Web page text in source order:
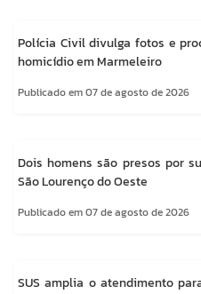
Polícia Civil divulga fotos e
homicídio em Marmeleiro
Publicado em 07 de agosto de 2026
Dois homens são presos por
São Lourenço do Oeste
Publicado em 07 de agosto de 2026
SUS amplia o atendimento